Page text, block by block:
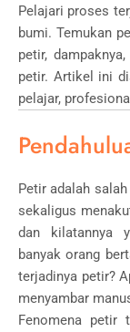
Pelajari proses
bumi. Temukan
petir,
petir. Artikel ini
pelajar,
Petir adalah
sekaligus
dan kilatannya
banyak orang
terjadinya petir?
menyambar
Fenomena petir